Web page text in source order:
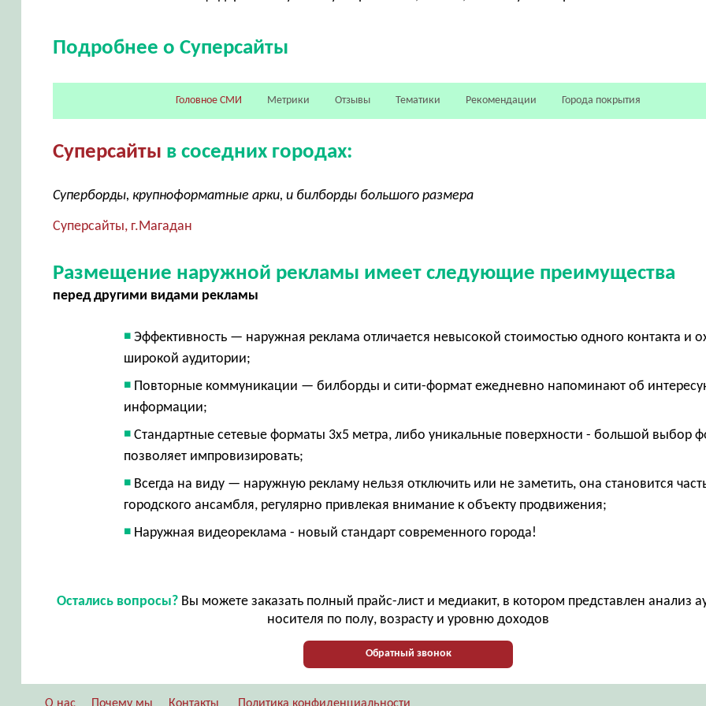
Подробнее о Суперсайты
Головное СМИ Метрики Отзывы Тематики Рекомендации Города покрытия
Суперсайты в соседних городах:
Суперборды, крупноформатные арки, и билборды большого размера
Суперсайты, г.Магадан
Размещение наружной рекламы имеет следующие преимущества
перед другими видами рекламы
Эффективность — наружная реклама отличается невысокой стоимостью одного контакта и
широкой аудитории;
Повторные коммуникации — билборды и сити-формат ежедневно напоминают об
информации;
Стандартные сетевые форматы 3х5 метра, либо уникальные поверхности - большой выбор
позволяет импровизировать;
Всегда на виду — наружную рекламу нельзя отключить или не заметить, она становится
городского ансамбля, регулярно привлекая внимание к объекту продвижения;
Наружная видеореклама - новый стандарт современного города!
Остались вопросы? Вы можете заказать полный прайс-лист и медиакит, в котором представлен анализ
носителя по полу, возрасту и уровню доходов
Обратный звонок
О нас Почему мы Контакты Политика конфиденциальности